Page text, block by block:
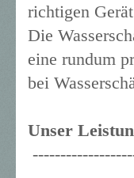
richtigen
Die
eine rundum
bei
Unser